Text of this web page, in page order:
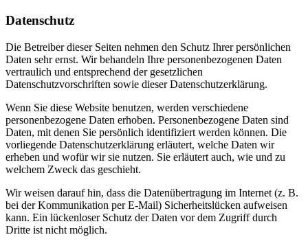
Datenschutz
Die Betreiber dieser Seiten nehmen den Schutz Ihrer persönlichen
Daten sehr ernst. Wir behandeln Ihre personenbezogenen Daten
vertraulich und entsprechend der gesetzlichen
Datenschutzvorschriften sowie dieser Datenschutzerklärung.
Wenn Sie diese Website benutzen, werden verschiedene
personenbezogene Daten erhoben. Personenbezogene Daten sind
Daten, mit denen Sie persönlich identifiziert werden können. Die
vorliegende Datenschutzerklärung erläutert, welche Daten wir
erheben und wofür wir sie nutzen. Sie erläutert auch, wie und zu
welchem Zweck das geschieht.
Wir weisen darauf hin, dass die Datenübertragung im Internet (z. B.
bei der Kommunikation per E-Mail) Sicherheitslücken aufweisen
kann. Ein lückenloser Schutz der Daten vor dem Zugriff durch
Dritte ist nicht möglich.